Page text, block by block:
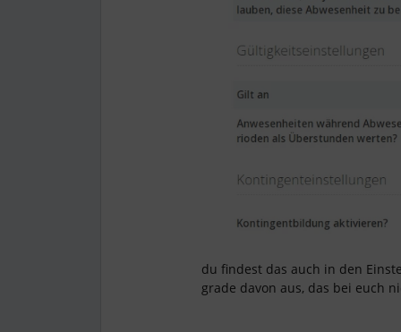
du findest das auch in den
grade davon aus, das bei euch